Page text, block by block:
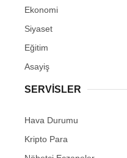
Ekonomi
Siyaset
Eğitim
Asayiş
SERVİSLER
Hava Durumu
Kripto Para